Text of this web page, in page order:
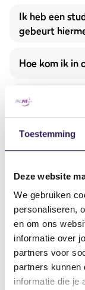
Toestemming
Deze website
We gebruiken
personaliseren,
en om ons
informatie over
partners voor
partners kunnen
informatie die je
Onbeperkt
fitness trainer
Elke 4 tot
van
Meer
Ik heb een
gebeurt
Hoe kom ik in
Moet ik straks
Blijft het
Moet ik zelf
Wat
Blijft het
Ga ik straks